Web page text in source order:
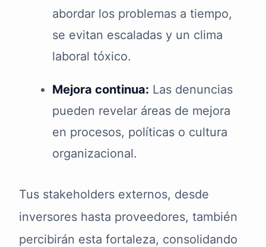
abordar los problemas a tiempo,
se evitan escaladas y un clima
laboral tóxico.
Mejora continua: Las denuncias
pueden revelar áreas de mejora
en procesos, políticas o cultura
organizacional.
Tus stakeholders externos, desde
inversores hasta proveedores, también
percibirán esta fortaleza, consolidando